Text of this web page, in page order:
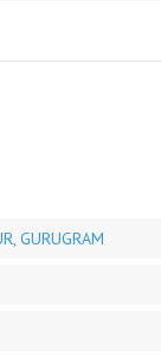
GURUGRAM